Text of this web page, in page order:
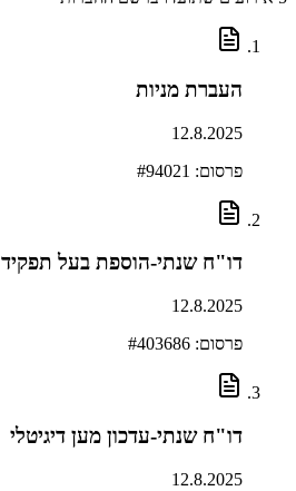
העברת מניות
12.8.2025
פרסום: # 94021
דו"ח שנתי-הוספת בעל תפקיד
12.8.2025
פרסום: # 403686
דו"ח שנתי-עדכון מען דיגיטלי
12.8.2025